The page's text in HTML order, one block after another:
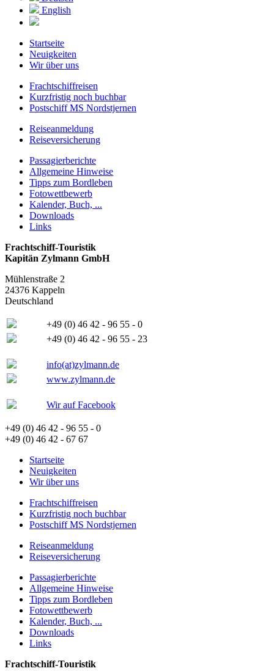
English
Startseite
Neuigkeiten
Wir über uns
Frachtschiffreisen
Kurzfristig noch buchbar
Postschiff MS Nordstjernen
Reiseanmeldung
Reiseversicherung
Passagierberichte
Allgemeine Hinweise
Tipps zum Bordleben
Fotowettbewerb
Kalender, Buch, ...
Downloads
Links
Frachtschiff-Touristik
Kapitän Zylmann GmbH
Mühlenstraße 2
24376 Kappeln
Deutschland
+49 (0) 46 42 - 96 55 - 0
+49 (0) 46 42 - 96 55 - 23
info(at)zylmann.de
www.zylmann.de
Wir auf Facebook
+49 (0) 46 42 - 96 55 - 0
+49 (0) 46 42 - 67 67
Startseite
Neuigkeiten
Wir über uns
Frachtschiffreisen
Kurzfristig noch buchbar
Postschiff MS Nordstjernen
Reiseanmeldung
Reiseversicherung
Passagierberichte
Allgemeine Hinweise
Tipps zum Bordleben
Fotowettbewerb
Kalender, Buch, ...
Downloads
Links
Frachtschiff-Touristik